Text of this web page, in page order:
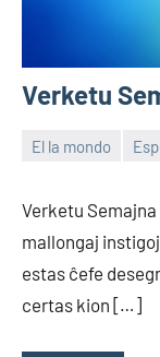
Verketu
El la mondo
Verketu
mallongaj
estas ĉefe
certas kion […]